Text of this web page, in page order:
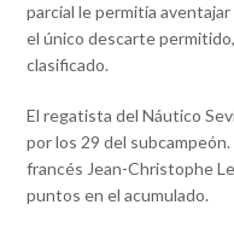
parcial le permitía
el único descarte
clasificado.
El regatista del Náutico
por los 29 del
francés Jean-Christophe
puntos en el acumulado.